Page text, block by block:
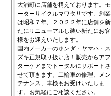
大浦町に店舗を構えております。モ
ーターサイクルマワタリです。創業
は昭和７年。２０２２年に店舗を新
たにリニューアルし装い新たにお客
様をお迎えいたします。
国内メーカーのホンダ・ヤマハ・ス
ズキ正規取り扱い店！販売からアフ
ターケアまでトータルにサポートさ
せて頂きます。二輪車の修理、メン
テナンス、車検もお受けいたしま
す。お気軽にご相談ください。